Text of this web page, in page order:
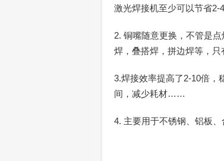
激光焊接机至少可以节省2-
2. 铜嘴随意更换，不管是
焊，叠搭焊，拼边焊等，只
3.焊接效率提高了2-10倍，
间，减少耗材……
4. 主要用于不锈钢、铝板